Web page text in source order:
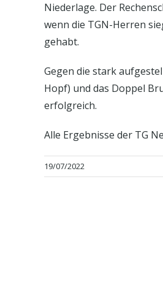
Niederlage. Der
wenn die TGN-Herren
gehabt.
Gegen die stark
Hopf) und das Doppel
erfolgreich.
Alle Ergebnisse der TG
19/07/2022